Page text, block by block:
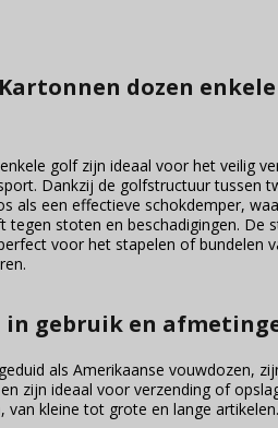
dozen
golf zijn ideaal voor het veilig
Dankzij de golfstructuur tussen
als een effectieve schokdemper,
tegen stoten en beschadigingen. De
voor het stapelen of bundelen
in gebruik en
als Amerikaanse vouwdozen,
zijn ideaal voor verzending of
van kleine tot grote en lange artikelen.